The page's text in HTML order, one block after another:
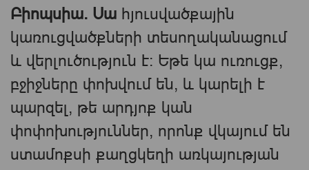
Բիոպսիա. Սա հյուսվածքային
կառուցվածքների տեսողականացում
և վերլուծություն է: Եթե ​​կա ուռուցք,
բջիջները փոխվում են, և կարելի է
պարզել, թե արդյոք կան
փոփոխություններ, որոնք վկայում են
ստամոքսի քաղցկեղի առկայության